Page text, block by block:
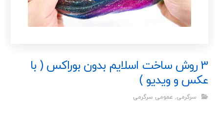
3 روش ساخت اسلایم بدون بوراکس ( با
عکس و ویدیو )
سرگرمی, عمومی سرگرمی